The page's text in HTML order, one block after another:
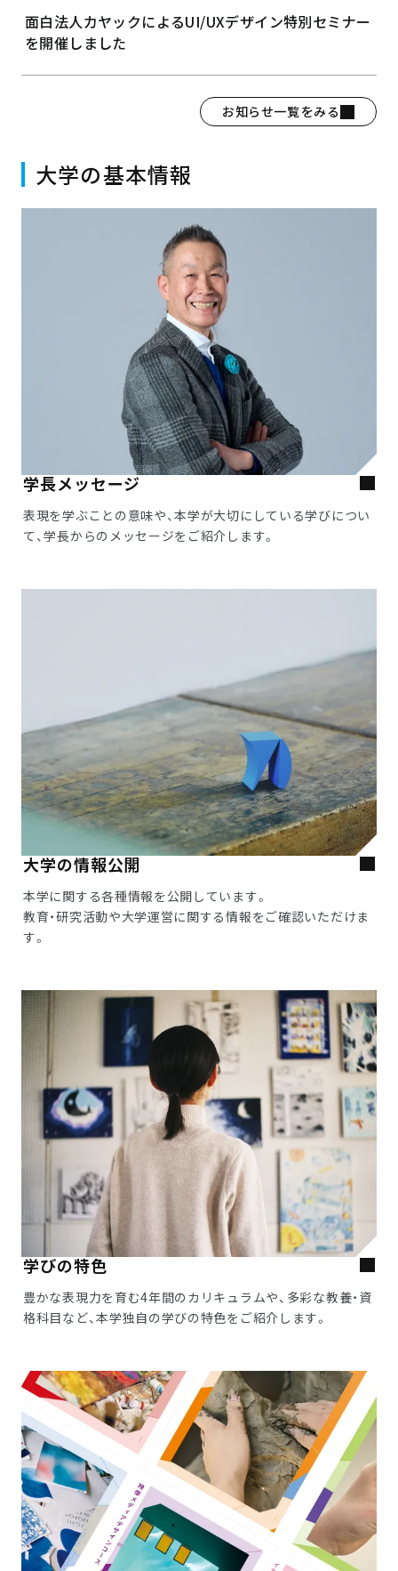
面白法人カヤックによるUI/UXデザイン特別セミナー
を開催しました
お知らせ一覧をみる
大学の基本情報
学長メッセージ
表現を学ぶことの意味や、本学が大切にしている学びについ
て、学長からのメッセージをご紹介します。
大学の情報公開
本学に関する各種情報を公開しています。
教育・研究活動や大学運営に関する情報をご確認いただけま
す。
学びの特色
豊かな表現力を育む4年間のカリキュラムや、多彩な教養・資
格科目など、本学独自の学びの特色をご紹介します。